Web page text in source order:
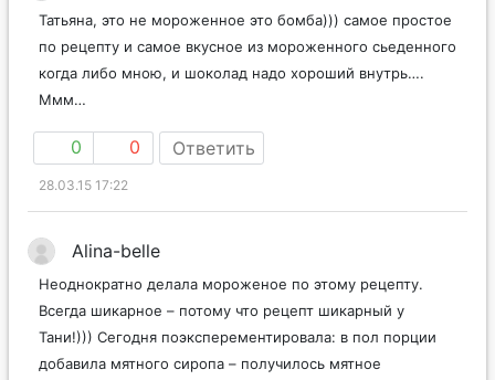
Татьяна, это не мороженное это бомба))) самое простое
по рецепту и самое вкусное из мороженного сьеденного
когда либо мною, и шоколад надо хороший внутрь….
Ммм…
0 0 Ответить
28.03.15 17:22
Alina-belle
Неоднократно делала мороженое по этому рецепту.
Всегда шикарное – потому что рецепт шикарный у
Тани!))) Сегодня поэксперементировала: в пол порции
добавила мятного сиропа – получилось мятное